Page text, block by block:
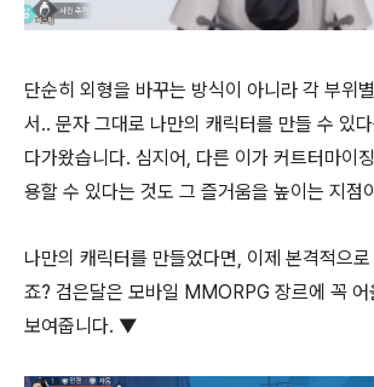
단순히 외형을 바꾸는 방식이 아니라 각 부위
서.. 문자 그대로 나만의 캐릭터를 만들 수 있
다가왔습니다. 심지어, 다른 이가 커트터마이
용할 수 있다는 것도 그 즐거움을 높이는 지점
나만의 캐릭터를 만들었다면, 이제 본격적으
죠? 검은달은 모바일 MMORPG 장르에 꼭 어
보여줍니다. ▼